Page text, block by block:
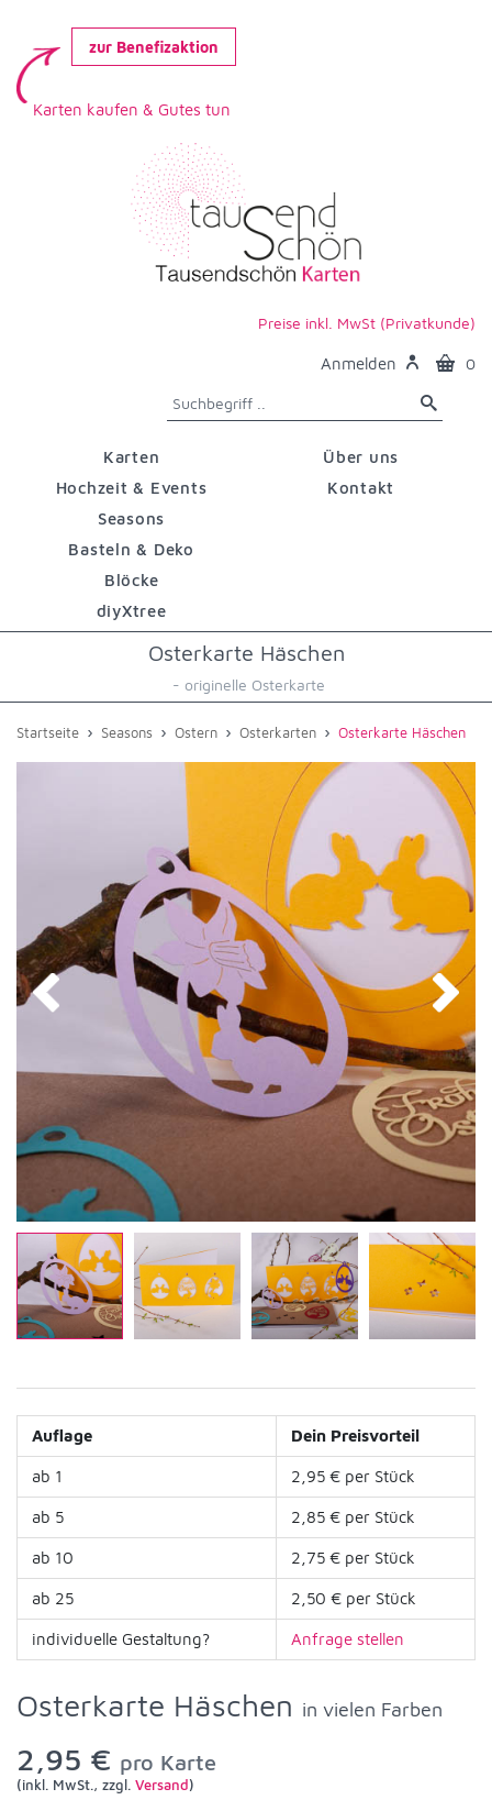
zur Benefizaktion
Karten kaufen & Gutes tun
Preise inkl. MwSt (Privatkunde)
Anmelden 0
Karten
Hochzeit & Events
Seasons
Basteln & Deko
Blöcke
diyXtree
Über uns
Kontakt
Osterkarte Häschen
- originelle Osterkarte
Startseite › Seasons › Ostern › Osterkarten › Osterkarte Häschen
Auflage Dein Preisvorteil
ab 1 2,95 € per Stück
ab 5 2,85 € per Stück
ab 10 2,75 € per Stück
ab 25 2,50 € per Stück
individuelle Gestaltung? Anfrage stellen
Osterkarte Häschen in vielen Farben
2,95 € pro Karte
(inkl. MwSt., zzgl. Versand)